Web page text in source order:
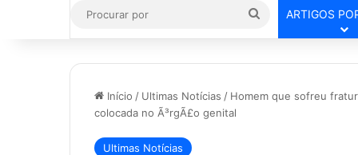
Procurar
por
ARTIGOS
Início / Ultimas Notícias / Homem que sofreu
colocada no Ã³rgÃ£o genital
Ultimas Notícias